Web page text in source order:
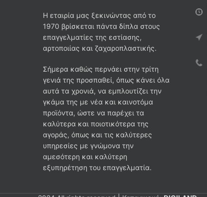
Η εταιρία μας ξεκινώντας από το
1970 βρίσκεται πάντα δίπλα στους
επαγγελματίες της εστίασης,
αρτοποιίας και ζαχαροπλαστικής.
Σήμερα καθώς περνάει στην τρίτη
γενιά της προσπαθεί, όπως κάνει όλα
αυτά τα χρονιά, να εμπλουτίζει την
γκάμα της με νέα και καινοτόμα
προϊόντα, ώστε να παρέχει τα
καλύτερα και ποιοτικότερα της
αγοράς, όπως και τις καλύτερες
υπηρεσίες με γνώμονα την
αμεσότερη και καλύτερη
εξυπηρέτηση του επαγγελματία.